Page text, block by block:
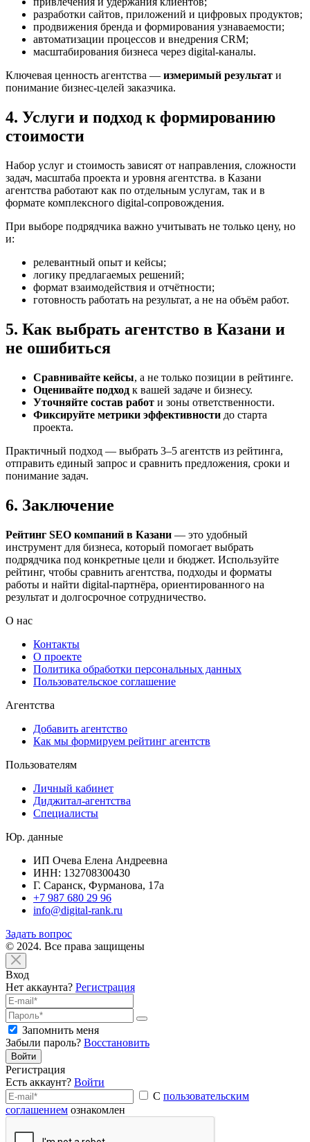
разработки сайтов, приложений и цифровых продуктов;
продвижения бренда и формирования узнаваемости;
автоматизации процессов и внедрения CRM;
масштабирования бизнеса через digital-каналы.
Ключевая ценность агентства — измеримый результат и
понимание бизнес-целей заказчика.
4. Услуги и подход к формированию
стоимости
Набор услуг и стоимость зависят от направления, сложности
задач, масштаба проекта и уровня агентства. в Казани
агентства работают как по отдельным услугам, так и в
формате комплексного digital-сопровождения.
При выборе подрядчика важно учитывать не только цену, но
и:
релевантный опыт и кейсы;
логику предлагаемых решений;
формат взаимодействия и отчётности;
готовность работать на результат, а не на объём работ.
5. Как выбрать агентство в Казани и
не ошибиться
Сравнивайте кейсы, а не только позиции в рейтинге.
Оценивайте подход к вашей задаче и бизнесу.
Уточняйте состав работ и зоны ответственности.
Фиксируйте метрики эффективности до старта
проекта.
Практичный подход — выбрать 3–5 агентств из рейтинга,
отправить единый запрос и сравнить предложения, сроки и
понимание задач.
6. Заключение
Рейтинг SEO компаний в Казани — это удобный
инструмент для бизнеса, который помогает выбрать
подрядчика под конкретные цели и бюджет. Используйте
рейтинг, чтобы сравнить агентства, подходы и форматы
работы и найти digital-партнёра, ориентированного на
результат и долгосрочное сотрудничество.
О нас
Контакты
О проекте
Политика обработки персональных данных
Пользовательское соглашение
Агентства
Добавить агентство
Как мы формируем рейтинг агентств
Пользователям
Личный кабинет
Диджитал-агентства
Специалисты
Юр. данные
ИП Очева Елена Андреевна
ИНН: 132708300430
Г. Саранск, Фурманова, 17а
+7 987 680 29 96
info@digital-rank.ru
Задать вопрос
© 2024. Все права защищены
Вход
Нет аккаунта? Регистрация
Запомнить меня
Забыли пароль? Восстановить
Войти
Регистрация
Есть аккаунт? Войти
С пользовательским
соглашением ознакомлен